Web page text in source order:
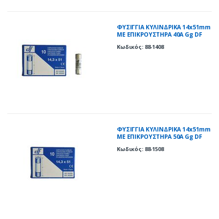
ΦΥΣΙΓΓΙΑ ΚΥΛΙΝΔΡΙΚΑ 14x51mm
ΜΕ ΕΠΙΚΡΟΥΣΤΗΡΑ 40Α Gg DF
Κωδικός: 88-1408
ΦΥΣΙΓΓΙΑ ΚΥΛΙΝΔΡΙΚΑ 14x51mm
ΜΕ ΕΠΙΚΡΟΥΣΤΗΡΑ 50Α Gg DF
Κωδικός: 88-1508